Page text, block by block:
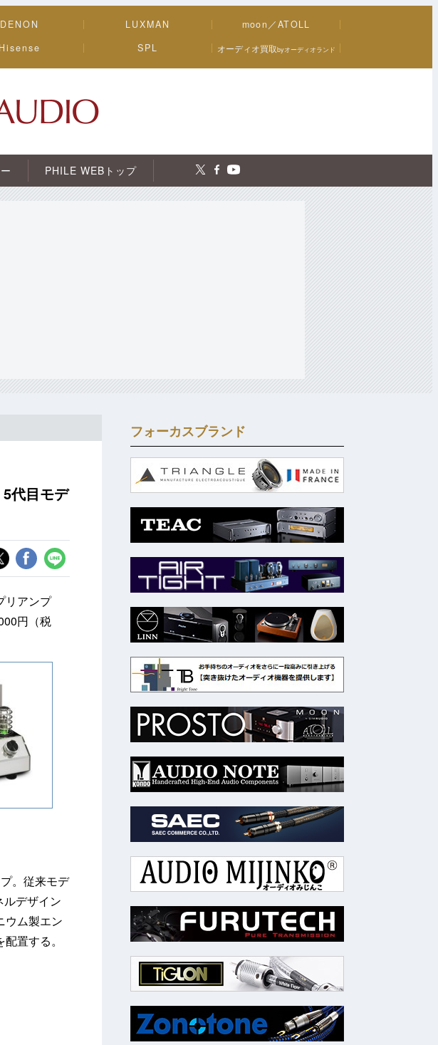
DENON LUXMAN
moon／ATOLL
Hisense SPL オーディオ買取byオーディオランド
ット
PHILE WEBトップ
代目モデ
リアンプ
円（税
。従来モデ
デザイン
ウム製エン
置する。
フォーカスブランド